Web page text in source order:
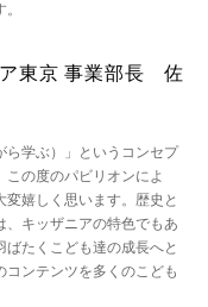
東京 事業部長 佐
ら学ぶ）」というコンセプ
この度のパビリオンによ
嬉しく思います。歴史と
キッザニアの特色でもあ
たくこども達の成長へと
ンテンツを多くのこども